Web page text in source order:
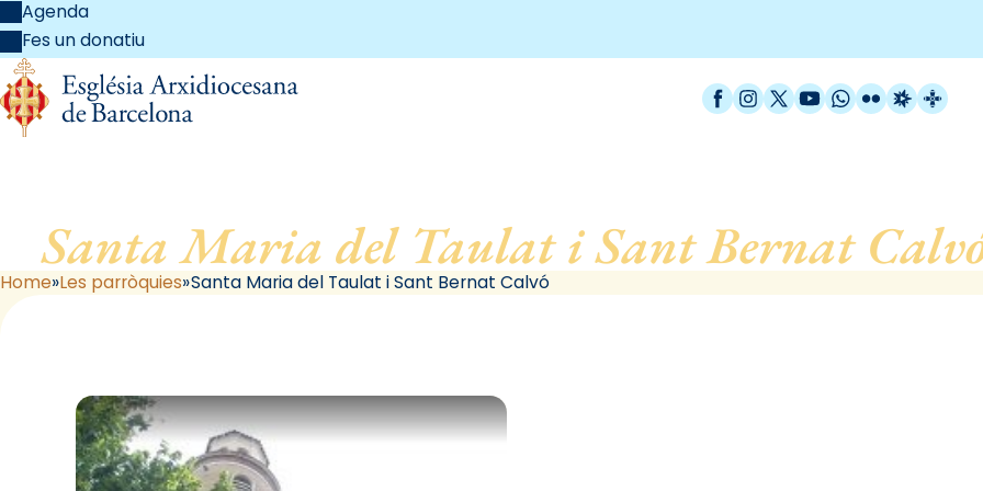
Agenda
Fes un donatiu
Facebook
Instagram
X / Twitter
YouTube
WhatsApp
FlickrRadio
Santa Maria del Taulat i Sant Bernat
Home Les parròquies Santa Maria del Taulat i Sant Bernat Calvó